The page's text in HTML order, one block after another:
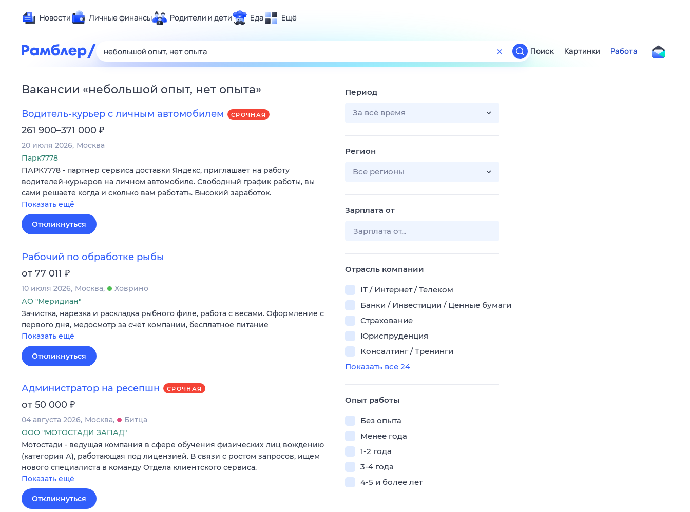
Новости Личные финансы Родители и дети Еда Ещё
Здоровье
Развлечения и отдых
Спорт
Карьера
Сберегаем вместе
Гороскопы
Поиск
ТВ-программа
Поиск Картинки Работа
Вакансии «небольшой опыт, нет опыта»
Водитель-курьер с личным автомобилем СРОЧНАЯ
261 900–371 000 ₽
20 июля 2026 Москва
Парк7778
ПАРК7778 - партнер сервиса доставки Яндекс, приглашает на работу
водителей-курьеров на личном автомобиле. Свободный график работы, вы
сами решаете когда и сколько вам работать. Высокий заработок.
Показать ещё
Откликнуться
Рабочий по обработке рыбы
от 77 011 ₽
10 июля 2026 Москва
Ховрино
АО "Меридиан"
Зачистка, нарезка и раскладка рыбного филе, работа с весами. Оформление c
первого дня, медосмотр за счёт компании, бесплатное питание
Показать ещё
Откликнуться
Администратор на ресепшн СРОЧНАЯ
от 50 000 ₽
04 августа 2026 Москва
Битца
ООО "МОТОСТАДИ ЗАПАД"
Мотостади - ведущая компания в сфере обучения физических лиц вождению
(категория А), работающая под лицензией. В связи с ростом запросов, ищем
нового специалиста в команду Отдела клиентского сервиса.
Показать ещё
Откликнуться
Период
За всё время
Регион
Все регионы
Зарплата от
Отрасль компании
IT / Интернет / Телеком
Банки / Инвестиции / Ценные бумаги
Страхование
Юриспруденция
Консалтинг / Тренинги
Показать все 24
Опыт работы
Без опыта
Менее года
1-2 года
3-4 года
4-5 и более лет